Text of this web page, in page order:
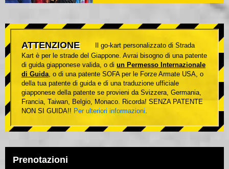
ATTENZIONE
Il go-kart personalizzato di Strada
Kart è per le strade del Giappone. Avrai bisogno di una patente
di guida giapponese valida, o di un Permesso Internazionale
di Guida, o di una patente SOFA per le Forze Armate USA, o
della tua patente di guida e di una traduzione ufficiale
giapponese della patente se provieni da Svizzera, Germania,
Francia, Taiwan, Belgio, Monaco. Ricorda! SENZA PATENTE
NON SI GUIDA!! Per ulteriori informazioni.
Prenotazioni